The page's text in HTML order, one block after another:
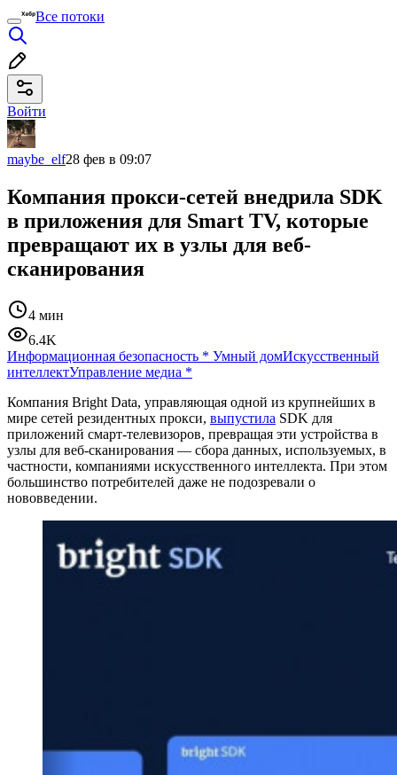
Все потоки
Войти
maybe_elf28 фев в 09:07
Компания прокси-сетей внедрила SDK
в приложения для Smart TV, которые
превращают их в узлы для веб-
сканирования
4 мин
6.4K
Информационная безопасность * Умный домИскусственный
интеллектУправление медиа *
Компания Bright Data, управляющая одной из крупнейших в
мире сетей резидентных прокси, выпустила SDK для
приложений смарт-телевизоров, превращая эти устройства в
узлы для веб-сканирования — сбора данных, используемых, в
частности, компаниями искусственного интеллекта. При этом
большинство потребителей даже не подозревали о
нововведении.